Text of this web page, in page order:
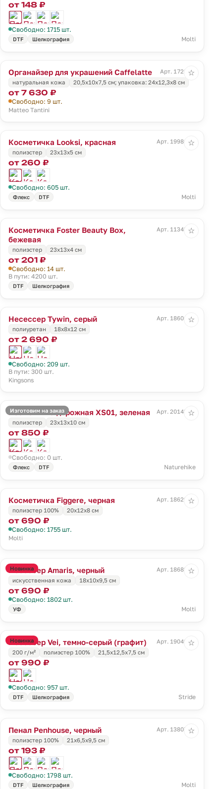
от 148 ₽
Свободно: 1715 шт.
DTF Шелкография Molti
Органайзер для украшений Caffelatte
Арт. 1728.10
натуральная кожа
20,5х10х7,5 см; упаковка: 24х12,3х8 см
от 7 630 ₽
Свободно: 9 шт.
Matteo Tantini
☆
Косметичка Looksi, красная
Арт. 19986.50
полиэстер
23х13х5 см
от 260 ₽
Свободно: 605 шт.
Флекс DTF Molti
☆
Косметичка Foster Beauty Box,
бежевая
Арт. 11343.00
полиэстер 23х13х4 см
от 201 ₽
Свободно: 14 шт.
В пути: 4200 шт.
DTF Шелкография
☆
Несессер Tywin, серый
Арт. 18601.10
полиуретан
18x8x12 см
от 2 690 ₽
Свободно: 209 шт.
В пути: 300 шт.
Kingsons
☆
Изготовим на заказ
Косметичка дорожная XS01, зеленая
Арт. 20143.90
полиэстер
23х13х10 см
от 850 ₽
Свободно: 0 шт.
Флекс DTF Naturehike
☆
Косметичка Figgere, черная
Арт. 18629.30
полиэстер 100%
20x12x8 см
от 690 ₽
Свободно: 1755 шт.
Molti
☆
Новинка
Несессер Amaris, черный
Арт. 18682.30
искусственная кожа
18x10x9,5 см
от 690 ₽
Свободно: 1802 шт.
УФ Molti
☆
Новинка
Несессер Vei, темно-серый (графит)
Арт. 19049.31
200 г/м²
полиэстер 100% 21,5x12,5x7,5 см
от 990 ₽
Свободно: 957 шт.
DTF Шелкография Stride
☆
Пенал Penhouse, черный
Арт. 13807.30
полиэстер 100%
21х6,5х9,5 см
от 193 ₽
Свободно: 1798 шт.
DTF Шелкография Molti
☆